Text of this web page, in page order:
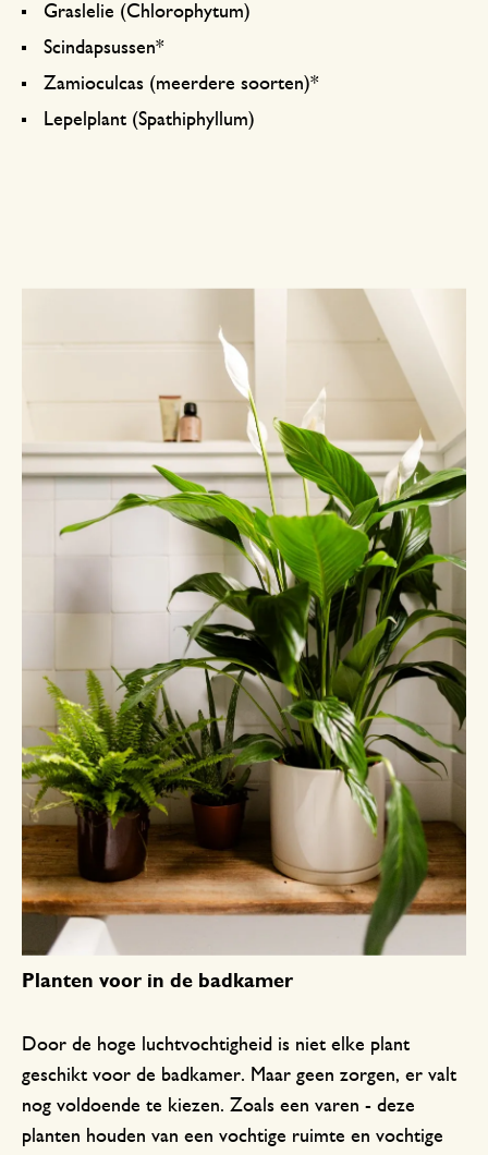
Graslelie (Chlorophytum)
Scindapsussen*
Zamioculcas (meerdere soorten)*
Lepelplant (Spathiphyllum)
Planten voor in de badkamer
Door de hoge luchtvochtigheid is niet elke plant
geschikt voor de badkamer. Maar geen zorgen, er valt
nog voldoende te kiezen. Zoals een varen - deze
planten houden van een vochtige ruimte en vochtige